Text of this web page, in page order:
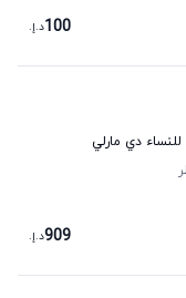
100د.إ.
للنساء دي مارلي
909د.إ.